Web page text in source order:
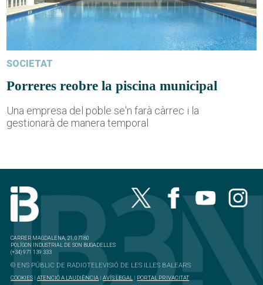
SOCIETAT
Porreres reobre la piscina municipal
Una empresa del poble se'n farà càrrec i la
gestionarà de manera temporal
CARRER MAGDALENA, 21, 07180
POLÍGON INDUSTRIAL DE SON BUGADELLES
(+34) 971 139 333
© ENS PÚBLIC DE RADIOTELEVISIÓ DE LES ILLES BALEARS
COOKIES |ATENCIÓ A L'AUDIÈNCIA |AVÍS LEGAL PORTAL PRIVACITAT